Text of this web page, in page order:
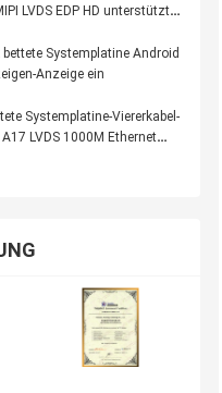
LVDS EDP HD unterstützt
bettete Systemplatine Android
Anzeige ein
Systemplatine-Viererkabel-
A17 LVDS 1000M Ethernet